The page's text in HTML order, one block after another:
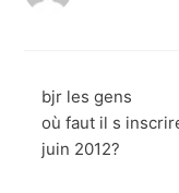
bjr les gens
où faut il s
juin 2012?